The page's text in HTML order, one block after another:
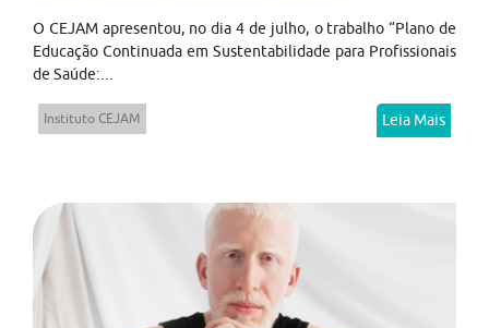
O CEJAM apresentou, no dia 4 de julho, o trabalho “Plano de
Educação Continuada em Sustentabilidade para Profissionais
de Saúde:...
Instituto CEJAM Leia Mais